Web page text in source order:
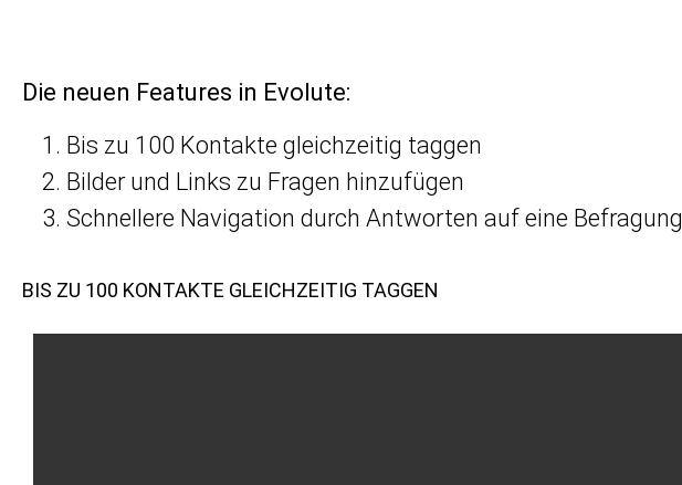
Die neuen Features in Evolute:
Bis zu 100 Kontakte gleichzeitig taggen
Bilder und Links zu Fragen hinzufügen
Schnellere Navigation durch Antworten auf eine Befragung
BIS ZU 100 KONTAKTE GLEICHZEITIG TAGGEN